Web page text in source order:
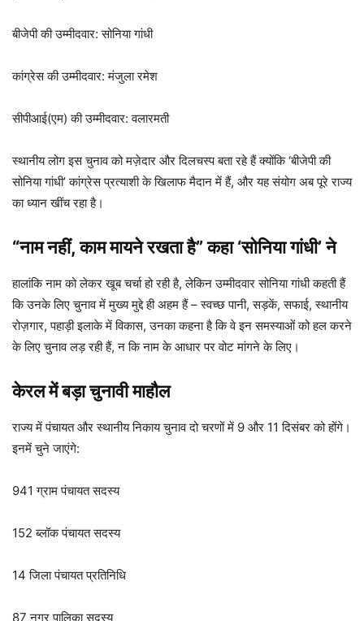
बीजेपी की उम्मीदवार: सोनिया गांधी
कांग्रेस की उम्मीदवार: मंजुला रमेश
सीपीआई(एम) की उम्मीदवार: वलारमती
स्थानीय लोग इस चुनाव को मज़ेदार और दिलचस्प बता रहे हैं क्योंकि ‘बीजेपी की
सोनिया गांधी’ कांग्रेस प्रत्याशी के खिलाफ मैदान में हैं, और यह संयोग अब पूरे राज्य
का ध्यान खींच रहा है।
“नाम नहीं, काम मायने रखता है” कहा ‘सोनिया गांधी’ ने
हालांकि नाम को लेकर खूब चर्चा हो रही है, लेकिन उम्मीदवार सोनिया गांधी कहती हैं
कि उनके लिए चुनाव में मुख्य मुद्दे ही अहम हैं – स्वच्छ पानी, सड़कें, सफाई, स्थानीय
रोज़गार, पहाड़ी इलाके में विकास, उनका कहना है कि वे इन समस्याओं को हल करने
के लिए चुनाव लड़ रही हैं, न कि नाम के आधार पर वोट मांगने के लिए।
केरल में बड़ा चुनावी माहौल
राज्य में पंचायत और स्थानीय निकाय चुनाव दो चरणों में 9 और 11 दिसंबर को होंगे।
इनमें चुने जाएंगे:
941 ग्राम पंचायत सदस्य
152 ब्लॉक पंचायत सदस्य
14 जिला पंचायत प्रतिनिधि
87 नगर पालिका सदस्य